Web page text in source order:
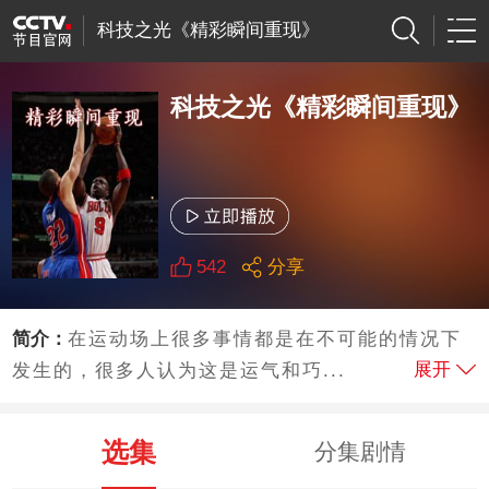
科技之光《精彩瞬间重现》
科技之光《精彩瞬间重现》
542 分享
简介：在运动场上很多事情都是在不可能的情况下
发生的，很多人认为这是运气和巧...
展开
选集 分集剧情